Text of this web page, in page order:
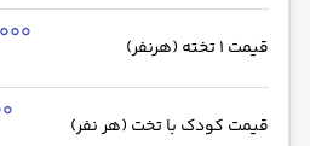
قیمت 1 تخته (هرنفر)
قیمت کودک با تخت (هر نفر)